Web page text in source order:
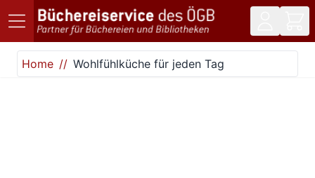
Direkt zum Inhalt
Home
Wohlfühlküche für jeden Tag